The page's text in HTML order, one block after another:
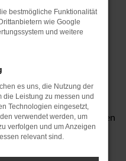
–
erstklassige Wahl –
die
erstklassige Qualität
90 Jahren für Kundinnen
tätig. Unser
Werte und eine enge
bestmögliche Funktionalität
wie Google
und weitere
es uns, die Nutzung der
Leistung zu messen und
Technologien eingesetzt,
verwendet werden, um
verfolgen und um Anzeigen
relevant sind.